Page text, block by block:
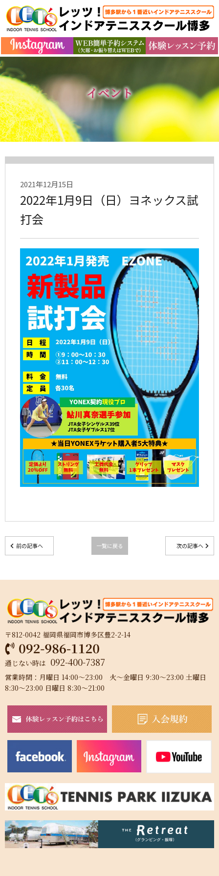
イベント
2021年12月15日
2022年1月9日（日）ヨネックス試
打会
前の記事へ 一覧に戻る 次の記事へ
〒812-0042 福岡県福岡市博多区豊2-2-14
通じない時は 092-400-7387
営業時間：月曜日 14:00～23:00 火～金曜日 9:30～23:00 土曜日
8:30～23:00 日曜日 8:30～21:00